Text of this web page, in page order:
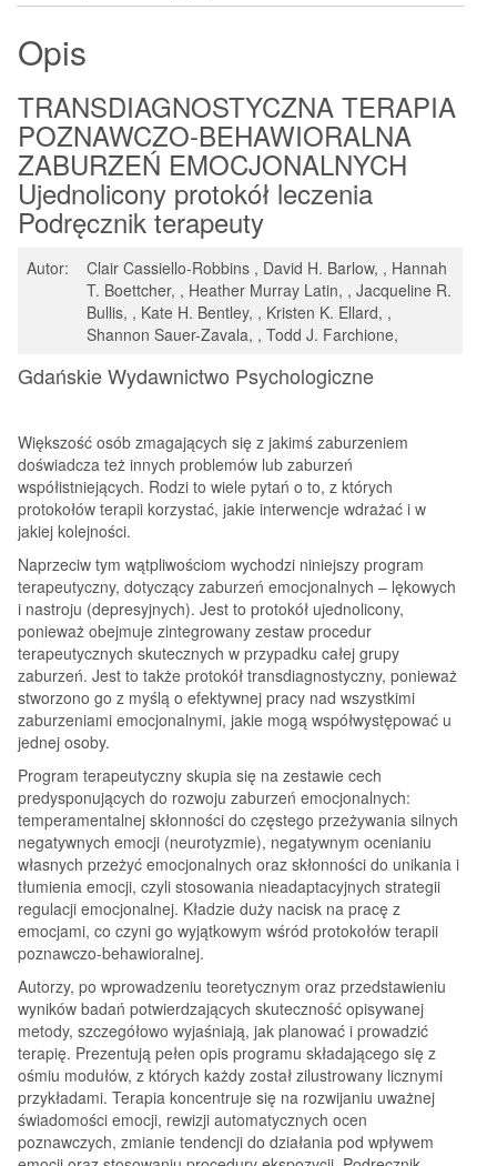
Opis
TRANSDIAGNOSTYCZNA TERAPIA
POZNAWCZO-BEHAWIORALNA
ZABURZEŃ EMOCJONALNYCH
Ujednolicony protokół leczenia
Podręcznik terapeuty
Autor:
Clair Cassiello-Robbins , David H. Barlow, , Hannah
T. Boettcher, , Heather Murray Latin, , Jacqueline R.
Bullis, , Kate H. Bentley, , Kristen K. Ellard, ,
Shannon Sauer-Zavala, , Todd J. Farchione,
Gdańskie Wydawnictwo Psychologiczne
Większość osób zmagających się z jakimś zaburzeniem
doświadcza też innych problemów lub zaburzeń
współistniejących. Rodzi to wiele pytań o to, z których
protokołów terapii korzystać, jakie interwencje wdrażać i w
jakiej kolejności.
Naprzeciw tym wątpliwościom wychodzi niniejszy program
terapeutyczny, dotyczący zaburzeń emocjonalnych – lękowych
i nastroju (depresyjnych). Jest to protokół ujednolicony,
ponieważ obejmuje zintegrowany zestaw procedur
terapeutycznych skutecznych w przypadku całej grupy
zaburzeń. Jest to także protokół transdiagnostyczny, ponieważ
stworzono go z myślą o efektywnej pracy nad wszystkimi
zaburzeniami emocjonalnymi, jakie mogą współwystępować u
jednej osoby.
Program terapeutyczny skupia się na zestawie cech
predysponujących do rozwoju zaburzeń emocjonalnych:
temperamentalnej skłonności do częstego przeżywania silnych
negatywnych emocji (neurotyzmie), negatywnym ocenianiu
własnych przeżyć emocjonalnych oraz skłonności do unikania i
tłumienia emocji, czyli stosowania nieadaptacyjnych strategii
regulacji emocjonalnej. Kładzie duży nacisk na pracę z
emocjami, co czyni go wyjątkowym wśród protokołów terapii
poznawczo-behawioralnej.
Autorzy, po wprowadzeniu teoretycznym oraz przedstawieniu
wyników badań potwierdzających skuteczność opisywanej
metody, szczegółowo wyjaśniają, jak planować i prowadzić
terapię. Prezentują pełen opis programu składającego się z
ośmiu modułów, z których każdy został zilustrowany licznymi
przykładami. Terapia koncentruje się na rozwijaniu uważnej
świadomości emocji, rewizji automatycznych ocen
poznawczych, zmianie tendencji do działania pod wpływem